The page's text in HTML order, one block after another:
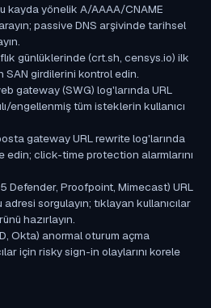
kayda yönelik A/AAAA/CNAME
passive DNS arşivinde tarihsel
günlüklerinde (crt.sh, censys.io) ilk
SAN girdilerini kontrol edin.
gateway (SWG) log'larında URL
engellenmiş tüm isteklerin kullanıcı
gateway URL rewrite log'larında
edin; click-time protection alarmlarını
Defender, Proofpoint, Mimecast) URL
sorgulayın; tıklayan kullanıcılar
hazırlayın.
Okta) anormal oturum açma
için risky sign-in olaylarını korele